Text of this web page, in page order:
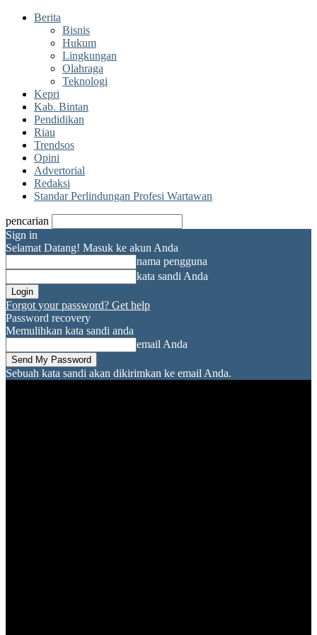
Berita
Bisnis
Hukum
Lingkungan
Olahraga
Teknologi
Kepri
Kab. Bintan
Pendidikan
Riau
Trendsos
Opini
Advertorial
Redaksi
Standar Perlindungan Profesi Wartawan
pencarian
Sign in
Selamat Datang! Masuk ke akun Anda
nama pengguna
kata sandi Anda
Forgot your password? Get help
Password recovery
Memulihkan kata sandi anda
email Anda
Sebuah kata sandi akan dikirimkan ke email Anda.